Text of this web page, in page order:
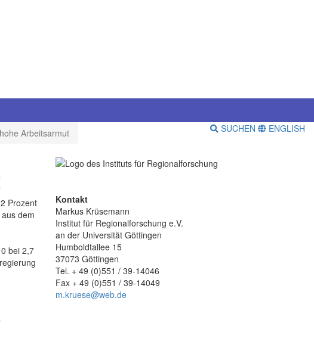
Arbeitsarmut SUCHEN ENGLISH
Prozent
dem
bei 2,7
Kontakt
Markus Krüsemann
Institut für Regionalforschung e.V.
an der Universität Göttingen
Humboldtallee 15
37073 Göttingen
Tel. + 49 (0)551 / 39-14046
Fax + 49 (0)551 / 39-14049
m.kruese@web.de